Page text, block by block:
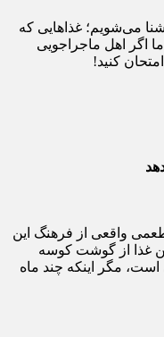
می‌شویم؛ غذاهایی که
اگر اهل ماجراجویی
کنید!
واقعی از فرهنگ این
غذا از گوشت کوسه
مگر اینکه چند ماه